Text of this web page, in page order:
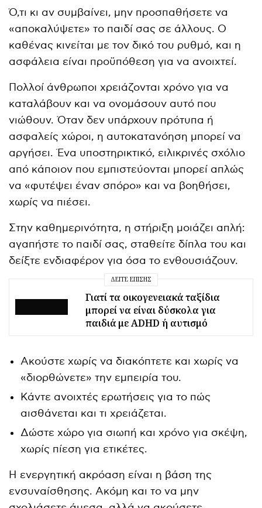
Ό,τι κι αν συμβαίνει, μην προσπαθήσετε να
«αποκαλύψετε» το παιδί σας σε άλλους. Ο
καθένας κινείται με τον δικό του ρυθμό, και η
ασφάλεια είναι προϋπόθεση για να ανοιχτεί.
Πολλοί άνθρωποι χρειάζονται χρόνο για να
καταλάβουν και να ονομάσουν αυτό που
νιώθουν. Όταν δεν υπάρχουν πρότυπα ή
ασφαλείς χώροι, η αυτοκατανόηση μπορεί να
αργήσει. Ένα υποστηρικτικό, ειλικρινές σχόλιο
από κάποιον που εμπιστεύονται μπορεί απλώς
να «φυτέψει έναν σπόρο» και να βοηθήσει,
χωρίς να πιέσει.
Στην καθημερινότητα, η στήριξη μοιάζει απλή:
αγαπήστε το παιδί σας, σταθείτε δίπλα του και
δείξτε ενδιαφέρον για όσα το ενθουσιάζουν.
ΔΕΊΤΕ ΕΠΊΣΗΣ
Γιατί τα οικογενειακά ταξίδια
μπορεί να είναι δύσκολα για
παιδιά με ADHD ή αυτισμό
Ακούστε χωρίς να διακόπτετε και χωρίς να
«διορθώνετε» την εμπειρία του.
Κάντε ανοιχτές ερωτήσεις για το πώς
αισθάνεται και τι χρειάζεται.
Δώστε χώρο για σιωπή και χρόνο για σκέψη,
χωρίς πίεση για ετικέτες.
Η ενεργητική ακρόαση είναι η βάση της
ενσυναίσθησης. Ακόμη και το να μην